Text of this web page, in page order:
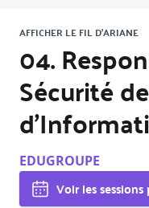
AFFICHER LE FIL D'ARIANE
04.
Sécurité
EDUGROUPE
Voir les